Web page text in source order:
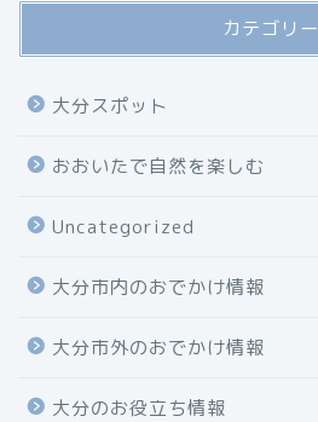
カテゴリー
大分スポット
おおいたで自然を楽しむ
Uncategorized
大分市内のおでかけ情報
大分市外のおでかけ情報
大分のお役立ち情報